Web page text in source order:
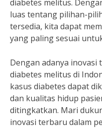
diabetes melitus.
luas tentang pilihan-
tersedia, kita dapat
yang paling sesuai
Dengan adanya
diabetes melitus di
kasus diabetes dapat
dan kualitas hidup
ditingkatkan. Mari
inovasi terbaru dalam